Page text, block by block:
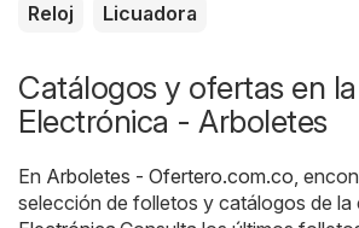
Reloj Licuadora
Catálogos y ofertas en
Electrónica - Arboletes
En Arboletes - Ofertero.com.co,
selección de folletos y catálogos de la